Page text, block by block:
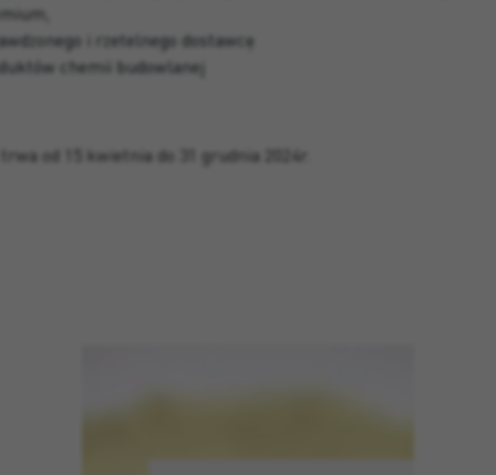
i rzetelnego dostawcę
chemii budowlanej
trwa od 15 kwietnia do 31 grudnia 2024r.